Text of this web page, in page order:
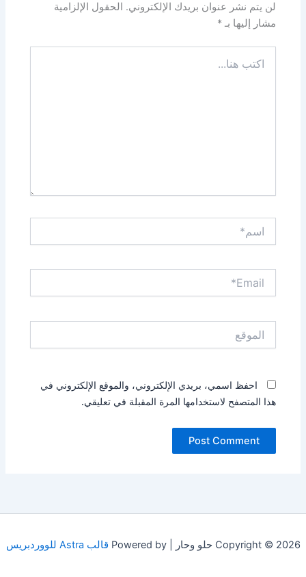
لن يتم نشر عنوان بريدك الإلكتروني. الحقول الإلزامية
مشار إليها بـ*
هنا...
احفظ اسمي، بريدي الإلكتروني، والموقع الإلكتروني في
هذا المتصفح لاستخدامها المرة المقبلة في تعليقي.
Copyright © 2026 حلو وحار | Powered by قالب Astra للووردبريس